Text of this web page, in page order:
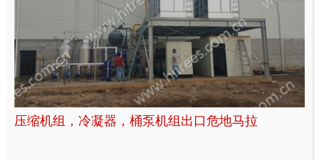
压缩机组，冷凝器，桶泵机组出口危地马拉